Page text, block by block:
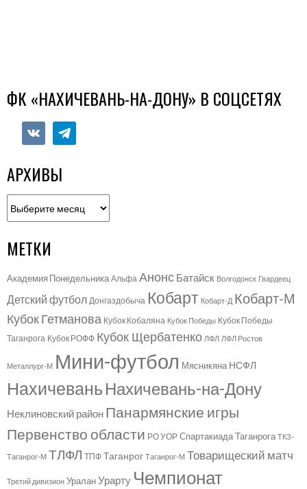
ФК «НАХИЧЕВАНЬ-НА-ДОНУ» В СОЦСЕТЯХ
vkontaktetelegram
АРХИВЫ
МЕТКИ
Академия Понедельника Альфа Анонс Батайск Волгодонск Гвардеец
Детский футбол Донгаздобыча Кобарт Кобарт-Д Кобарт-М
Кубок Гетманова Кубок Кобаляна Кубок Победы Кубок Победы
Таганрога Кубок РОФФ Кубок Щербатенко ЛФЛ ЛФЛ Ростов
Металлург-М Мини-футбол Мясникяна НСФЛ
Нахичевань Нахичевань-на-Дону
Неклиновский район Панармянские игры
Первенство области РО УОР Спартакиада Таганрога ТКЗ-
Таганрог-М ТЛФЛ ТПФ Таганрог Таганрог-М Товарищеский матч
Третий дивизион УраланУрарту Чемпионат